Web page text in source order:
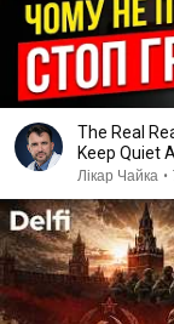
The Real
Keep Quiet
Лікар Чайка •